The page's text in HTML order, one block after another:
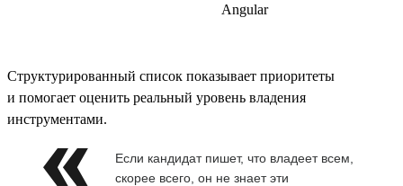
Angular
Структурированный список показывает приоритеты
и помогает оценить реальный уровень владения
инструментами.
Если кандидат пишет, что владеет всем,
скорее всего, он не знает эти